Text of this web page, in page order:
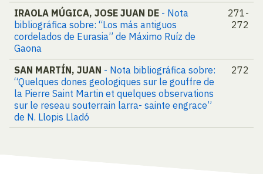
IRAOLA MÚGICA, JOSE JUAN DE - Nota
bibliográfica sobre: “Los más antiguos
cordelados de Eurasia” de Máximo Ruíz de
Gaona
271-
272
SAN MARTÍN, JUAN - Nota bibliográfica sobre:
“Quelques dones geologiques sur le gouffre de
la Pierre Saint Martin et quelques observations
sur le reseau souterrain larra- sainte engrace”
de N. Llopis Lladó
272